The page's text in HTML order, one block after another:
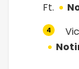
Ft.
4